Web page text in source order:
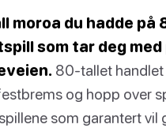
moroa du hadde
som tar deg med
80-tallet handlet
og hopp over
som garantert vil